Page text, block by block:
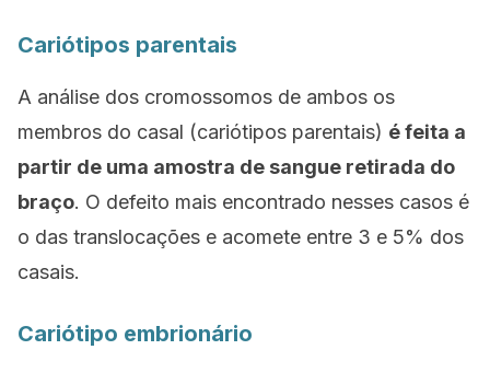
Cariótipos parentais
A análise dos cromossomos de ambos os
membros do casal (cariótipos parentais) é feita a
partir de uma amostra de sangue retirada do
braço. O defeito mais encontrado nesses casos é
o das translocações e acomete entre 3 e 5% dos
casais.
Cariótipo embrionário